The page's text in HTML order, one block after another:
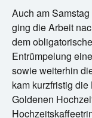
Auch am
ging die Arbeit
dem
Entrümpelung
sowie weiterhin
kam kurzfristig
Goldenen